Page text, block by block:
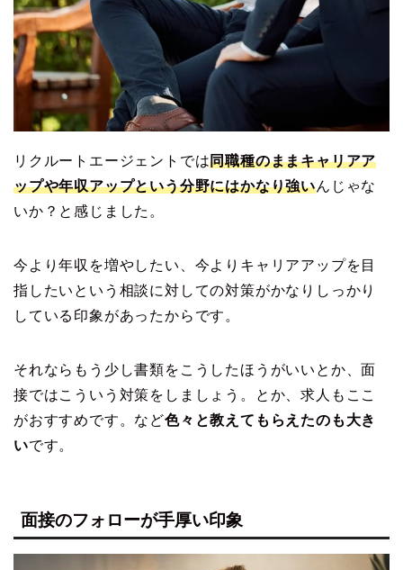
リクルートエージェントでは同職種のままキャリアア
ップや年収アップという分野にはかなり強いんじゃな
いか？と感じました。
今より年収を増やしたい、今よりキャリアアップを目
指したいという相談に対しての対策がかなりしっかり
している印象があったからです。
それならもう少し書類をこうしたほうがいいとか、面
接ではこういう対策をしましょう。とか、求人もここ
がおすすめです。など色々と教えてもらえたのも大き
いです。
面接のフォローが手厚い印象